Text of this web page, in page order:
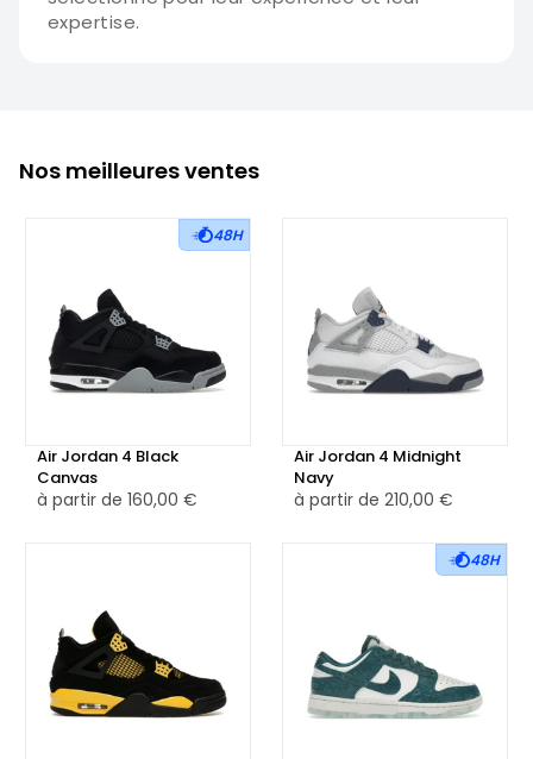
expertise.
Nos meilleures ventes
48H
Air Jordan 4 Black
Canvas
à partir de 160,00 €
Air Jordan 4 Midnight
Navy
à partir de 210,00 €
48H